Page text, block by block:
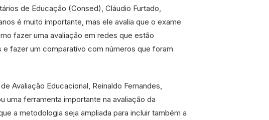
de Educação (Consed), Cláudio Furtado,
é muito importante, mas ele avalia que o exame
fazer uma avaliação em redes que estão
fazer um comparativo com números que foram
Avaliação Educacional, Reinaldo Fernandes,
uma ferramenta importante na avaliação da
a metodologia seja ampliada para incluir também a